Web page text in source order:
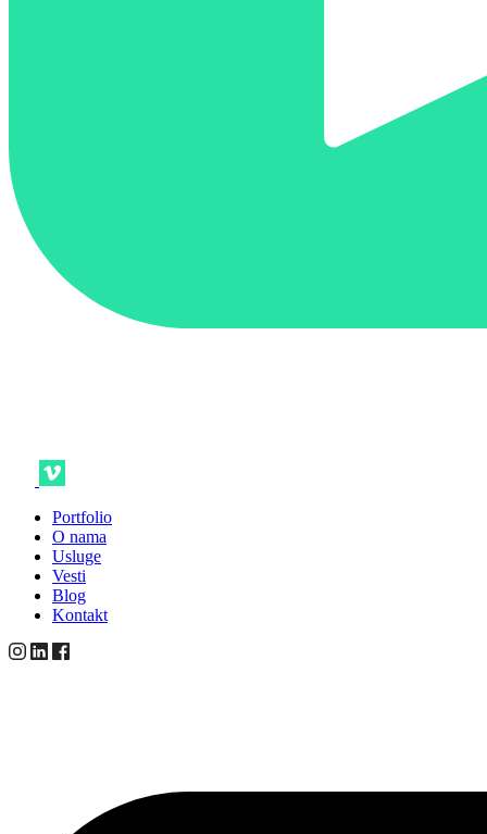
Portfolio
O nama
Usluge
Vesti
Blog
Kontakt